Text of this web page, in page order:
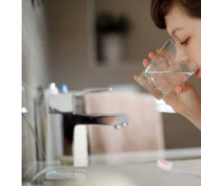
WN
INDRAMAYU
WN